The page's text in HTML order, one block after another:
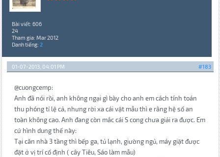
Bài viết: 606
24
Tham gia: Mar 2012
Danh tiếng: 2
#183
01-07-2013, 04:01 PM
@cuongcemp:
Anh đã nói rồi, anh không ngại gì bày cho anh em cách tính toán
thu phóng tỉ lệ cả, nhưng rời xa cái vật mẫu thì e rằng hệ số an
toàn không cao. Anh đang còn mắc cái S cong chưa giải ra được. Em
cứ hình dung thế này:
Tại căn nhà 3 tầng thì bếp ga, tủ lạnh, giường ngủ, máy giặt được
đặt ở vị trí cố định ( cây Tiêu, Sáo làm mẫu)